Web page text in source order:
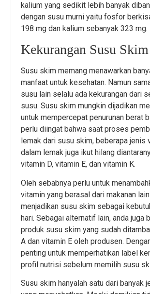
kalium yang sedikit lebih banyak
dengan susu murni yaitu fosfor
198 mg dan kalium sebanyak 323 mg.
Kekurangan Susu Skim
Susu skim memang menawarkan
manfaat untuk kesehatan. Namun
susu lain selalu ada kekurangan dari
susu. Susu skim mungkin dijadikan
untuk mempercepat penurunan berat
perlu diingat bahwa saat proses
lemak dari susu skim, beberapa jenis
dalam lemak juga ikut hilang
vitamin D, vitamin E, dan vitamin K.
Oleh sebabnya perlu untuk
vitamin yang berasal dari makanan
menjadikan susu skim sebagai
hari. Sebagai alternatif lain, anda juga
produk susu skim yang sudah
A dan vitamin E oleh produsen.
penting untuk memperhatikan label
profil nutrisi sebelum memilih susu
Susu skim hanyalah satu dari banyak